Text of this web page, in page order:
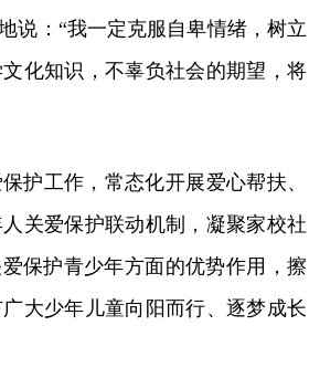
说：“我一定克服自卑情绪，树立
化知识，不辜负社会的期望，将
护工作，常态化开展爱心帮扶、
关爱保护联动机制，凝聚家校社
保护青少年方面的优势作用，擦
大少年儿童向阳而行、逐梦成长